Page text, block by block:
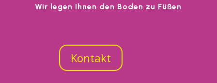
Wir legen Ihnen den Boden zu Füßen
Kontakt